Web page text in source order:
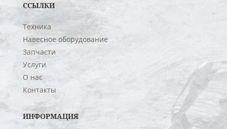
ССЫЛКИ
Техника
Навесное оборудование
Запчасти
Услуги
О нас
Контакты
ИНФОРМАЦИЯ